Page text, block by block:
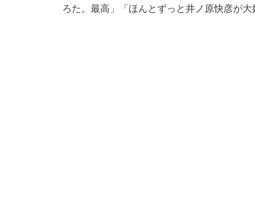
ろた。最高」「ほんとずっと井ノ原快彦が大